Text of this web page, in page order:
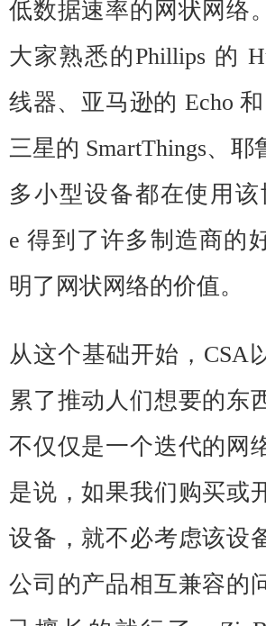
低数据速率的网状网络
大家熟悉的Phillips 的
线器、亚马逊的 Echo 和
三星的 SmartThings、耶
多小型设备都在使用该
e 得到了许多制造商的
明了网状网络的价值。
从这个基础开始，CSA
累了推动人们想要的东
不仅仅是一个迭代的网
是说，如果我们购买或
设备，就不必考虑该设
公司的产品相互兼容的